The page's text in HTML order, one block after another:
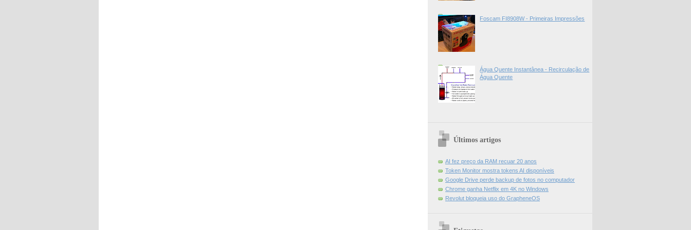
Foscam FI8908W - Primeiras Impressões
Água Quente Instantânea - Recirculação de
Água Quente
Últimos artigos
AI fez preço da RAM recuar 20 anos
Token Monitor mostra tokens AI disponíveis
Google Drive perde backup de fotos no computador
Chrome ganha Netflix em 4K no Windows
Revolut bloqueia uso do GrapheneOS